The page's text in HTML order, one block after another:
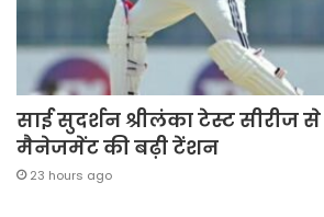
साई सुदर्शन श्रीलंका टेस्ट सीरीज से
मैनेजमेंट की बढ़ी टेंशन
23 hours ago